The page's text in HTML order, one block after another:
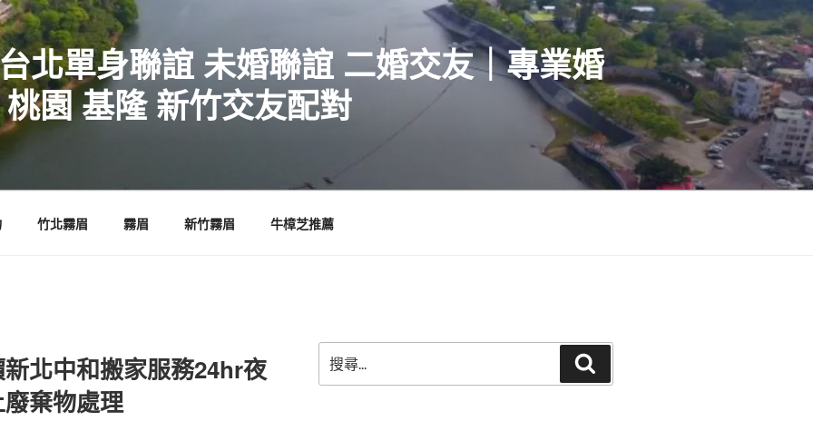
北單身聯誼 未婚聯誼 二婚交友｜專業婚
園 基隆 新竹交友配對
竹北霧眉 霧眉 新竹霧眉 牛樟芝推薦
北中和搬家服務24hr夜
棄物處理
尋
關
尋